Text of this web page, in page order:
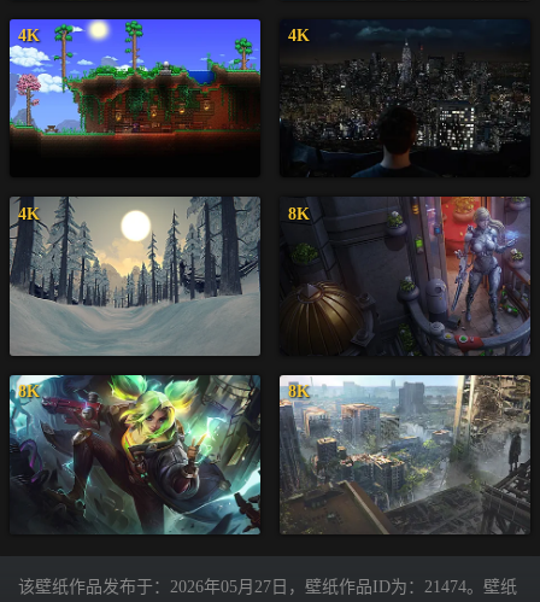
4K 4K
4K 8K
8K 8K
该壁纸作品发布于：2026年05月27日，壁纸作品ID为：21474。壁纸